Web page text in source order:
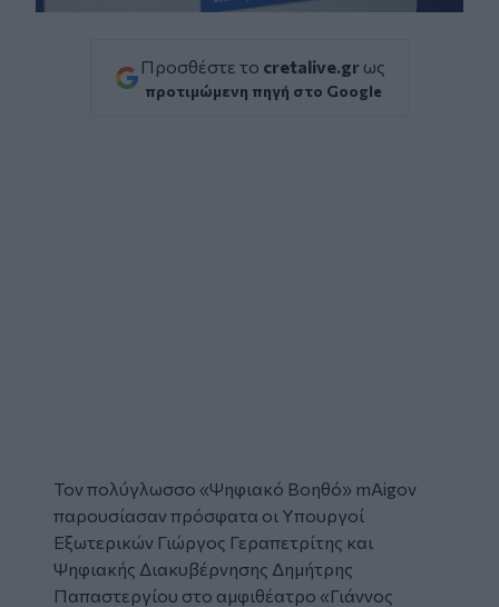
Προσθέστε το cretalive.gr ως
προτιμώμενη πηγή στο Google
Τον πολύγλωσσο «Ψηφιακό Βοηθό» mAigov
παρουσίασαν πρόσφατα οι Υπουργοί
Εξωτερικών Γιώργος Γεραπετρίτης και
Ψηφιακής Διακυβέρνησης Δημήτρης
Παπαστεργίου στο αμφιθέατρο «Γιάννος